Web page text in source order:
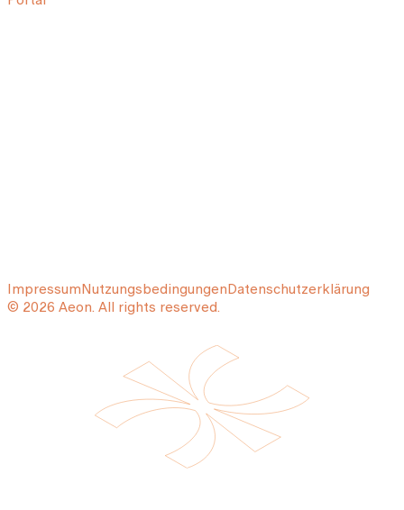
ImpressumNutzungsbedingungenDatenschutzerklärung
© 2026 Aeon. All rights reserved.